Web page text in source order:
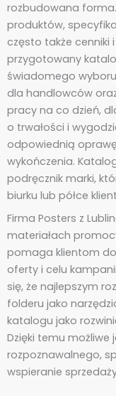
rozbudowana
produktów,
często także cenniki
przygotowany
świadomego
dla handlowców
pracy na co dzień,
o trwałości i
odpowiednią
wykończenia.
podręcznik marki,
biurku lub półce
Firma Posters z
materiałach
pomaga klientom
oferty i celu
się, że najlepszym
folderu jako
katalogu jako
Dzięki temu
rozpoznawalnego,
wspieranie